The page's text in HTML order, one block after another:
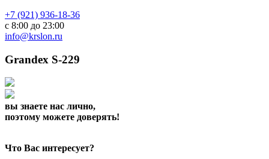
+7 (921) 936-18-36
с 8:00 до 23:00
info@krslon.ru
Grandex S-229
вы знаете нас лично,
поэтому можете доверять!
Что Вас интересует?